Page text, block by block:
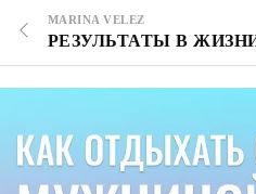
MARINA VELEZ